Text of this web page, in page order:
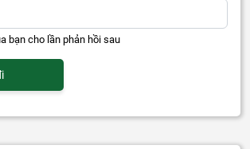
bạn cho lần phản hồi sau